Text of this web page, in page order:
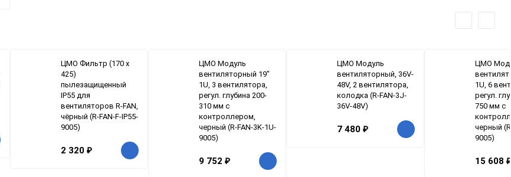
ЦМО Фильтр (170 х
425)
пылезащищенный
IP55 для
вентиляторов R-FAN,
чёрный (R-FAN-F-IP55-
9005)
2 320 ₽
ЦМО Модуль
вентиляторный 19"
1U, 3 вентилятора,
регул. глубина 200-
310 мм с
контроллером,
черный (R-FAN-3K-1U-
9005)
9 752 ₽
ЦМО Модуль
вентиляторный, 36V-
48V, 2 вентилятора,
колодка (R-FAN-3J-
36V-48V)
7 480 ₽
ЦМО
1U, 6
регул.
750 мм с
черный
9005)
15 608 ₽